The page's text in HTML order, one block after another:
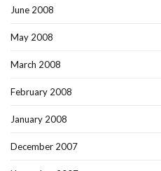
June 2008
May 2008
March 2008
February 2008
January 2008
December 2007